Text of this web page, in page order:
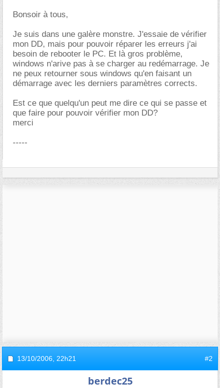
Bonsoir à tous,
Je suis dans une galère monstre. J'essaie de vérifier
mon DD, mais pour pouvoir réparer les erreurs j'ai
besoin de rebooter le PC. Et là gros problème,
windows n'arive pas à se charger au redémarrage. Je
ne peux retourner sous windows qu'en faisant un
démarrage avec les derniers paramètres corrects.
Est ce que quelqu'un peut me dire ce qui se passe et
que faire pour pouvoir vérifier mon DD?
merci
-----
13/10/2006, 22h21 #2
berdec25